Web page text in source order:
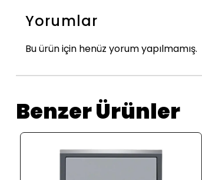
Yorumlar
Bu ürün için henüz yorum yapılmamış.
Benzer Ürünler